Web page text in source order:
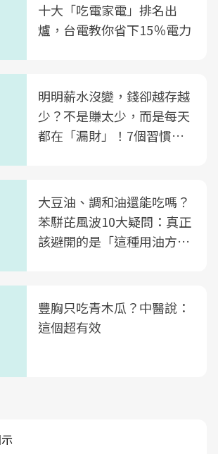
十大「吃電家電」排名出
爐，台電教你省下15％電力
明明薪水沒變，錢卻越存越
少？不是賺太少，而是每天
都在「漏財」！7個習慣一
大豆油、調和油還能吃嗎？
苯駢芘風波10大疑問：真正
該避開的是「這種用油方
豐胸只吃青木瓜？中醫說：
這個超有效